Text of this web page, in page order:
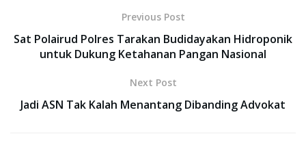
Previous Post
Sat Polairud Polres Tarakan Budidayakan Hidroponik
untuk Dukung Ketahanan Pangan Nasional
Next Post
Jadi ASN Tak Kalah Menantang Dibanding Advokat